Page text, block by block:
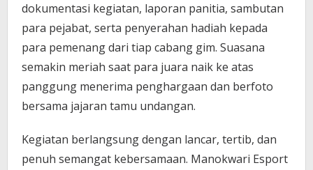
dokumentasi kegiatan, laporan panitia, sambutan
para pejabat, serta penyerahan hadiah kepada
para pemenang dari tiap cabang gim. Suasana
semakin meriah saat para juara naik ke atas
panggung menerima penghargaan dan berfoto
bersama jajaran tamu undangan.
Kegiatan berlangsung dengan lancar, tertib, dan
penuh semangat kebersamaan. Manokwari Esport